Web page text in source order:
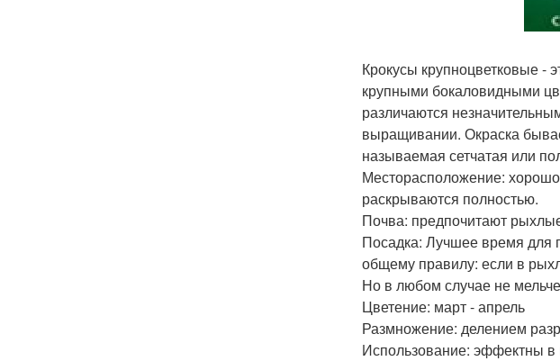
Крокусы крупноцветковые -
крупными бокаловидными
различаются
выращивании. Окраска
называемая сетчатая или
Месторасположение:
раскрываются полностью.
Почва: предпочитают
Посадка: Лучшее время для
общему правилу: если в
Но в любом случае не
Цветение: март - апрель
Размножение: делением
Использование: эффектны в